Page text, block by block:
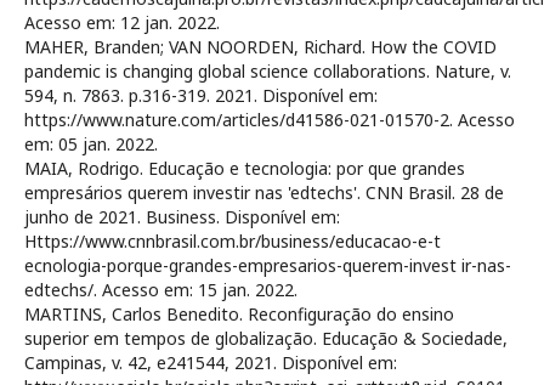
Acesso em: 12 jan. 2022.
MAHER, Branden; VAN NOORDEN, Richard. How the COVID
pandemic is changing global science collaborations. Nature, v.
594, n. 7863. p.316-319. 2021. Disponível em:
https://www.nature.com/articles/d41586-021-01570-2. Acesso
em: 05 jan. 2022.
MAIA, Rodrigo. Educação e tecnologia: por que grandes
empresários querem investir nas 'edtechs'. CNN Brasil. 28 de
junho de 2021. Business. Disponível em:
Https://www.cnnbrasil.com.br/business/educacao-e-t
ecnologia-porque-grandes-empresarios-querem-invest ir-nas-
edtechs/. Acesso em: 15 jan. 2022.
MARTINS, Carlos Benedito. Reconfiguração do ensino
superior em tempos de globalização. Educação & Sociedade,
Campinas, v. 42, e241544, 2021. Disponível em: